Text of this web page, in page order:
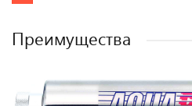
Преимущества